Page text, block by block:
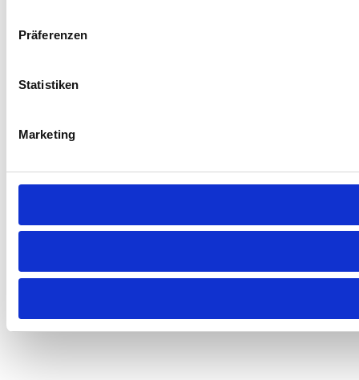
Präferenzen
Statistiken
Marketing